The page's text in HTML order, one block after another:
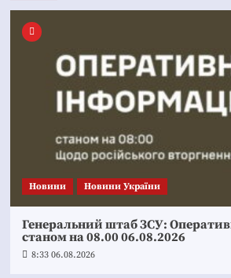
Новини Новини України
Генеральний штаб ЗСУ:
станом на 08.00 06.08.2026
8:33 06.08.2026